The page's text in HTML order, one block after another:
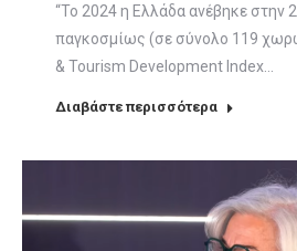
“Το 2024 η Ελλάδα ανέβηκε στην
παγκοσμίως (σε σύνολο 119
& Tourism Development Index…
Διαβάστε περισσότερα